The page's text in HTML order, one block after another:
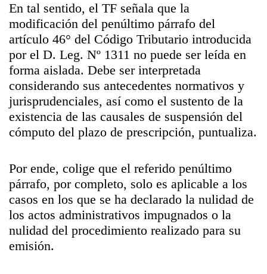
En tal sentido, el TF señala que la
modificación del penúltimo párrafo del
artículo 46° del Código Tributario introducida
por el D. Leg. Nº 1311 no puede ser leída en
forma aislada. Debe ser interpretada
considerando sus antecedentes normativos y
jurisprudenciales, así como el sustento de la
existencia de las causales de suspensión del
cómputo del plazo de prescripción, puntualiza.
Por ende, colige que el referido penúltimo
párrafo, por completo, solo es aplicable a los
casos en los que se ha declarado la nulidad de
los actos administrativos impugnados o la
nulidad del procedimiento realizado para su
emisión.